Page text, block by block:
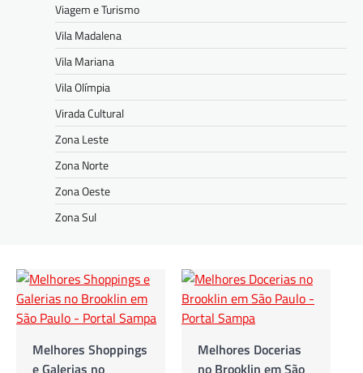
Viagem e Turismo
Vila Madalena
Vila Mariana
Vila Olímpia
Virada Cultural
Zona Leste
Zona Norte
Zona Oeste
Zona Sul
Melhores Shoppings
e Galerias no
Melhores Docerias
no Brooklin em São